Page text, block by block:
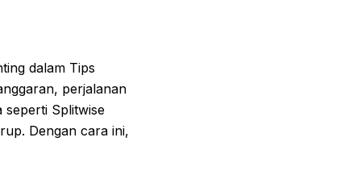
dalam Tips
perjalanan
seperti Splitwise
Dengan cara ini,